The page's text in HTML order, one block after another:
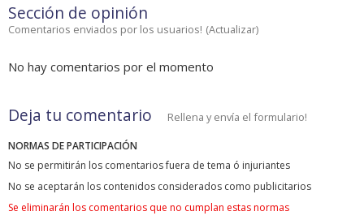
Sección de opinión
Comentarios enviados por los usuarios! (Actualizar)
No hay comentarios por el momento
Deja tu comentario Rellena y envía el formulario!
NORMAS DE PARTICIPACIÓN
No se permitirán los comentarios fuera de tema ó injuriantes
No se aceptarán los contenidos considerados como publicitarios
Se eliminarán los comentarios que no cumplan estas normas